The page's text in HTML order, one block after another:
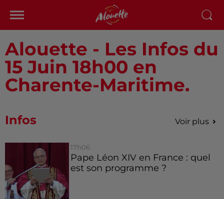
Alouette - Les Infos du
15 Juin 18h00 en
Charente-Maritime.
Infos Voir plus
17h06
Pape Léon XIV en France : quel
est son programme ?